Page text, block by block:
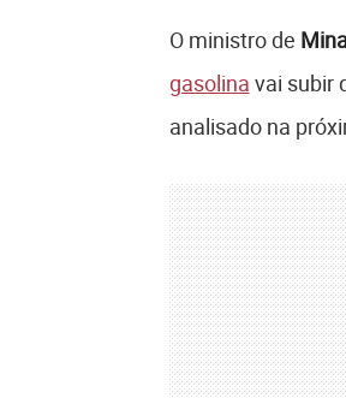
O ministro de
gasolina vai subir
analisado na